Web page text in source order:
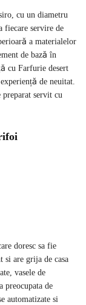
cu un diametru
fiecare servire de
a materialelor
de bază în
cu Farfurie desert
de neuitat.
servit cu
doresc sa fie
si are grija de casa
vasele de
preocupata de
automatizate si